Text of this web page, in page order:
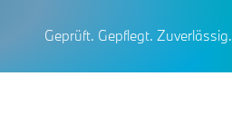
Geprüft. Gepflegt. Zuverlässig.